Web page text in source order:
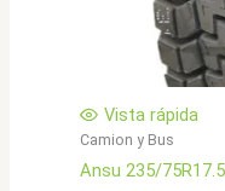
Vista rápida
Camion y Bus
Ansu 235/